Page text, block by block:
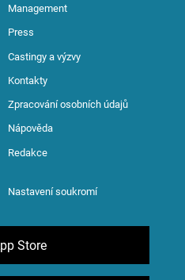
Management
Press
Castingy a výzvy
Kontakty
Zpracování osobních údajů
Nápověda
Redakce
Nastavení soukromí
Store